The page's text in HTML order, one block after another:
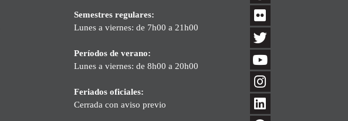
Semestres regulares:
Lunes a viernes: de 7h00 a 21h00
Períodos de verano:
Lunes a viernes: de 8h00 a 20h00
Feriados oficiales:
Cerrada con aviso previo